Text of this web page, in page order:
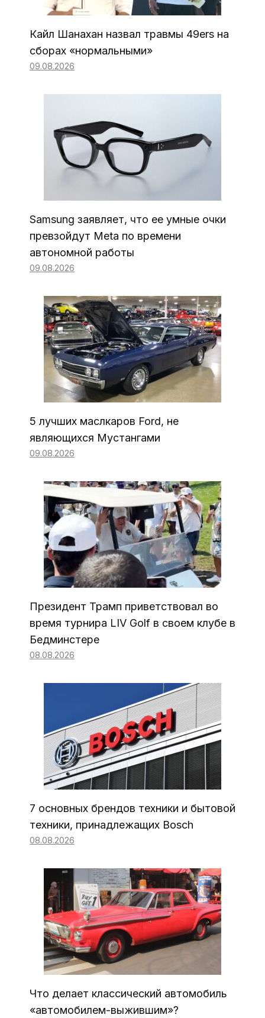
Кайл Шанахан назвал травмы 49ers на
сборах «нормальными»
09.08.2026
Samsung заявляет, что ее умные очки
превзойдут Meta по времени
автономной работы
09.08.2026
5 лучших маслкаров Ford, не
являющихся Мустангами
09.08.2026
Президент Трамп приветствовал во
время турнира LIV Golf в своем клубе в
Бедминстере
08.08.2026
7 основных брендов техники и бытовой
техники, принадлежащих Bosch
08.08.2026
Что делает классический автомобиль
«автомобилем-выжившим»?